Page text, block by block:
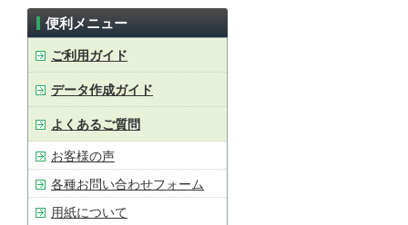
便利メニュー
ご利用ガイド
データ作成ガイド
よくあるご質問
お客様の声
各種お問い合わせフォーム
用紙について